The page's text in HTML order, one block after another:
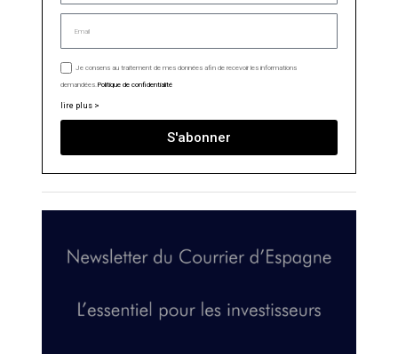
Je consens au traitement de mes données afin de recevoir les informations
demandées.Politique de confidentialité
lire plus >
S'abonner